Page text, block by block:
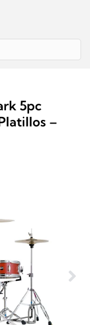
5pc
–